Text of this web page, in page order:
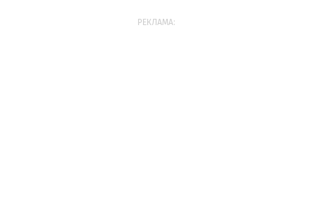
РЕКЛАМА: